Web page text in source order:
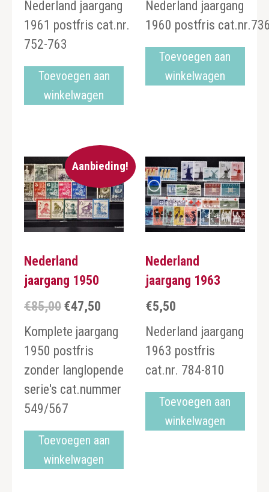
was:
€8,00.
Nederland jaargang
1961 postfris cat.nr.
752-763
Toevoegen aan
winkelwagen
was:
Nederland jaargang
1960 postfris
Toevoegen aan
winkelwagen
Aanbieding!
Nederland
jaargang 1950
€85,00 Oorspronkelijke
prijs
was:
€85,00.
€47,50
€47,50.
Komplete jaargang
1950 postfris
zonder langlopende
serie's cat.nummer
549/567
Toevoegen aan
winkelwagen
Nederland
jaargang 1963
€5,50
Nederland jaargang
1963 postfris
cat.nr. 784-810
Toevoegen aan
winkelwagen